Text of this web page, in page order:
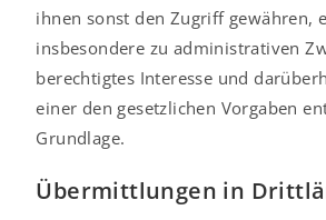
ihnen sonst den Zugriff gewähren,
insbesondere zu administrativen
berechtigtes Interesse und
einer den gesetzlichen Vorgaben
Grundlage.
Übermittlungen in